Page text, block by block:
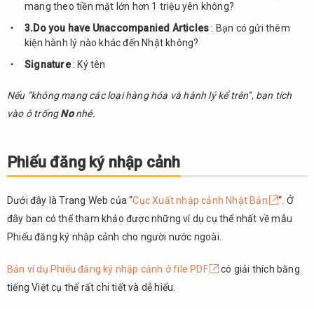
mang theo tiền mặt lớn hơn 1 triệu yên không?
3.Do you have Unaccompanied Articles : Bạn có gửi thêm
kiện hành lý nào khác đến Nhật không?
Signature: Ký tên
Nếu “không mang các loại hàng hóa và hành lý kể trên”, bạn tích
vào ô trốngNonhé.
Phiếu đăng ký nhập cảnh
Dưới đây là Trang Web của “Cục Xuất nhập cảnh Nhật Bản
“. Ở
đây bạn có thể tham khảo được những ví dụ cụ thể nhất về mẫu
Phiếu đăng ký nhập cảnh cho người nước ngoài.
Bản ví dụ Phiếu đăng ký nhập cảnh ở file PDF
có giải thích bằng
tiếng Việt cụ thể rất chi tiết và dễ hiểu.